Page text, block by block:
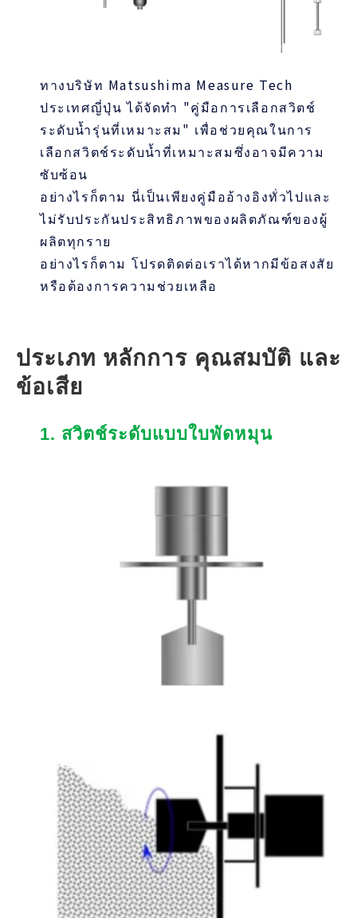
ทางบริษัท Matsushima Measure Tech
ประเทศญี่ปุ่น ได้จัดทำ "คู่มือการเลือกสวิตช์
ระดับน้ำรุ่นที่เหมาะสม" เพื่อช่วยคุณในการ
เลือกสวิตช์ระดับน้ำที่เหมาะสมซึ่งอาจมีความ
ซับซ้อน
อย่างไรก็ตาม นี่เป็นเพียงคู่มืออ้างอิงทั่วไปและ
ไม่รับประกันประสิทธิภาพของผลิตภัณฑ์ของผู้
ผลิตทุกราย
อย่างไรก็ตาม โปรดติดต่อเราได้หากมีข้อสงสัย
หรือต้องการความช่วยเหลือ
ประเภท หลักการ คุณสมบัติ และ
ข้อเสีย
1. สวิตช์ระดับแบบใบพัดหมุน